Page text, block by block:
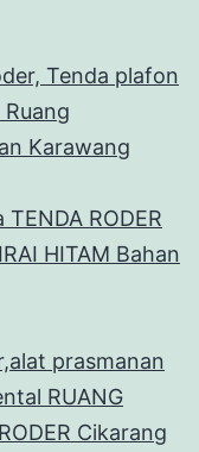
Tenda plafon
Karawang
RODER
HITAM Bahan
prasmanan
RUANG
Cikarang